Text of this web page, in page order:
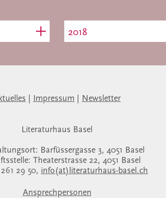
2018
Impressum Newsletter
Literaturhaus Basel
Barfüssergasse 3, 4051 Basel
Theaterstrasse 22, 4051 Basel
29 50, info(at)literaturhaus-basel.ch
Ansprechpersonen